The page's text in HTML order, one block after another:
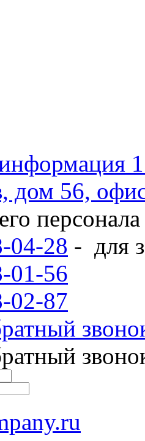
дом 56,
персонала
04-28 - для
01-56
02-87